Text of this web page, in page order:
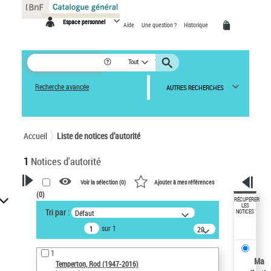
Espace personnel Aide Une question ? Historique
Tout
Recherche avancée AUTRES RECHERCHES
Accueil Liste de notices d’autorité
1 Notices d'autorité
VOTRE RECHERCHE
Recherche avancée dans les
notices d’autorité
Œuvres liées à l'auteur :
Temperton, Rod (1947-2016)
Voir la sélection (0) Ajouter à mes références
(0)
Tri par : Défaut
sur 1
20
résultats/page
1
Temperton, Rod (1947-2016)
RÉCUPÉRER
LES
NOTICES
Ma
Panneau de gestion des cookies